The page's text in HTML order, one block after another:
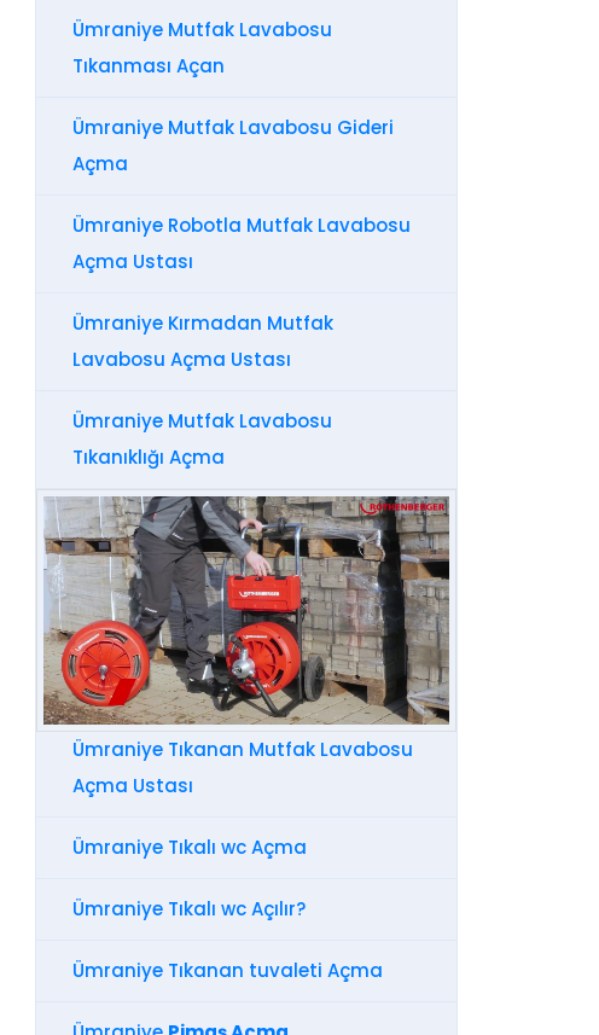
Ümraniye Mutfak Lavabosu
Tıkanması Açan
Ümraniye Mutfak Lavabosu Gideri
Açma
Ümraniye Robotla Mutfak Lavabosu
Açma Ustası
Ümraniye Kırmadan Mutfak
Lavabosu Açma Ustası
Ümraniye Mutfak Lavabosu
Tıkanıklığı Açma
Ümraniye Tıkanan Mutfak Lavabosu
Açma Ustası
Ümraniye Tıkalı wc Açma
Ümraniye Tıkalı wc Açılır?
Ümraniye Tıkanan tuvaleti Açma